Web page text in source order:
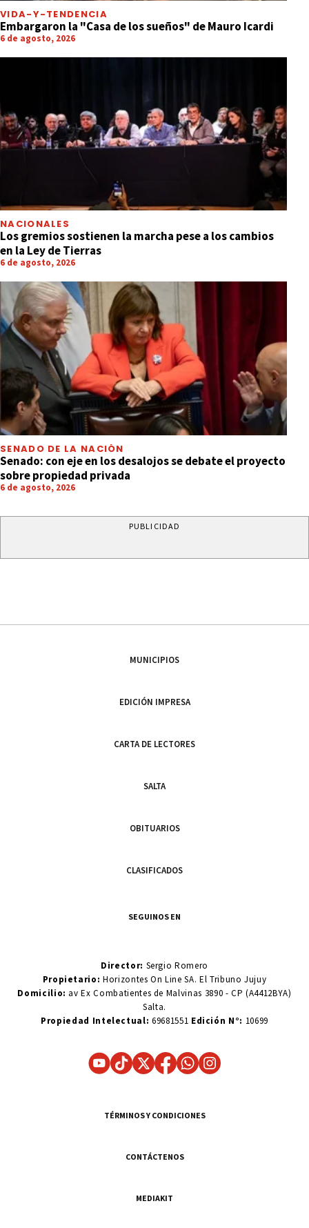
VIDA-Y-TENDENCIA
Embargaron la "Casa de los sueños" de Mauro Icardi
6 de agosto, 2026
NACIONALES
Los gremios sostienen la marcha pese a los cambios
en la Ley de Tierras
6 de agosto, 2026
SENADO DE LA NACIÓN
Senado: con eje en los desalojos se debate el proyecto
sobre propiedad privada
6 de agosto, 2026
PUBLICIDAD
MUNICIPIOS
EDICIÓN IMPRESA
CARTA DE LECTORES
SALTA
OBITUARIOS
CLASIFICADOS
SEGUINOS EN
Director: Sergio Romero
Propietario:Horizontes On Line SA. El Tribuno Jujuy
Domicilio: av Ex Combatientes de Malvinas 3890 - CP (A4412BYA)
Salta.
Propiedad Intelectual: 69681551 Edición N°: 10699
TÉRMINOS Y CONDICIONES
CONTÁCTENOS
MEDIAKIT